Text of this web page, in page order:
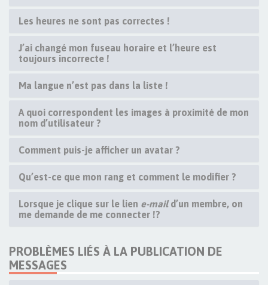
Les heures ne sont pas correctes !
J’ai changé mon fuseau horaire et l’heure est
toujours incorrecte !
Ma langue n’est pas dans la liste !
A quoi correspondent les images à proximité de mon
nom d’utilisateur ?
Comment puis-je afficher un avatar ?
Qu’est-ce que mon rang et comment le modifier ?
Lorsque je clique sur le lien e-maild’un membre, on
me demande de me connecter !?
PROBLÈMES LIÉS À LA PUBLICATION DE
MESSAGES